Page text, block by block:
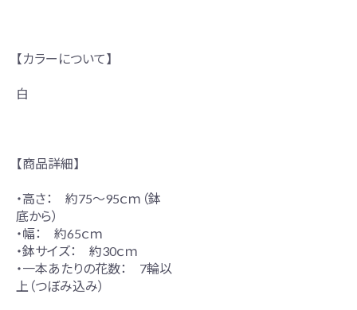
【カラーについて】
白
【商品詳細】
・高さ： 約75～95ｃｍ（鉢
底から）
・幅： 約65ｃｍ
・鉢サイズ： 約30ｃｍ
・一本あたりの花数： 7輪以
上（つぼみ込み）